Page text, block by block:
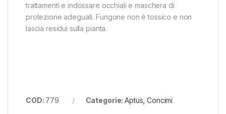
trattamenti e indossare occhiali e maschera di
protezione adeguati. Fungone non è tossico e non
lascia residui sulla pianta.
COD: 779 Categorie:Aptus ,Concimi